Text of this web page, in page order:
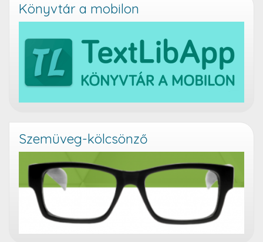
Könyvtár a mobilon
Szemüveg-kölcsönző